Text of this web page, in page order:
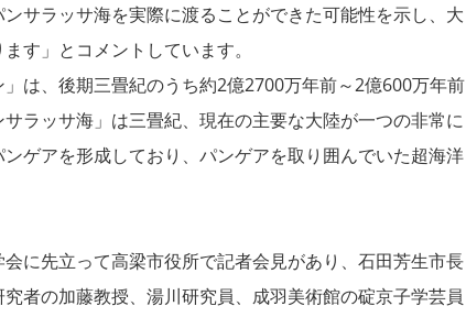
サラッサ海を実際に渡ることができた可能性を示し、大
す」とコメントしています。
は、後期三畳紀のうち約2億2700万年前～2億600万年前
ラッサ海」は三畳紀、現在の主要な大陸が一つの非常に
ゲアを形成しており、パンゲアを取り囲んでいた超海洋
に先立って高梁市役所で記者会見があり、石田芳生市長
者の加藤教授、湯川研究員、成羽美術館の碇京子学芸員